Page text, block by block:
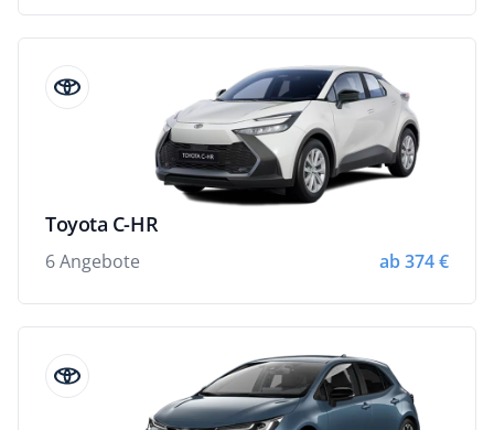
Toyota C-HR
6 Angebote ab 374 €